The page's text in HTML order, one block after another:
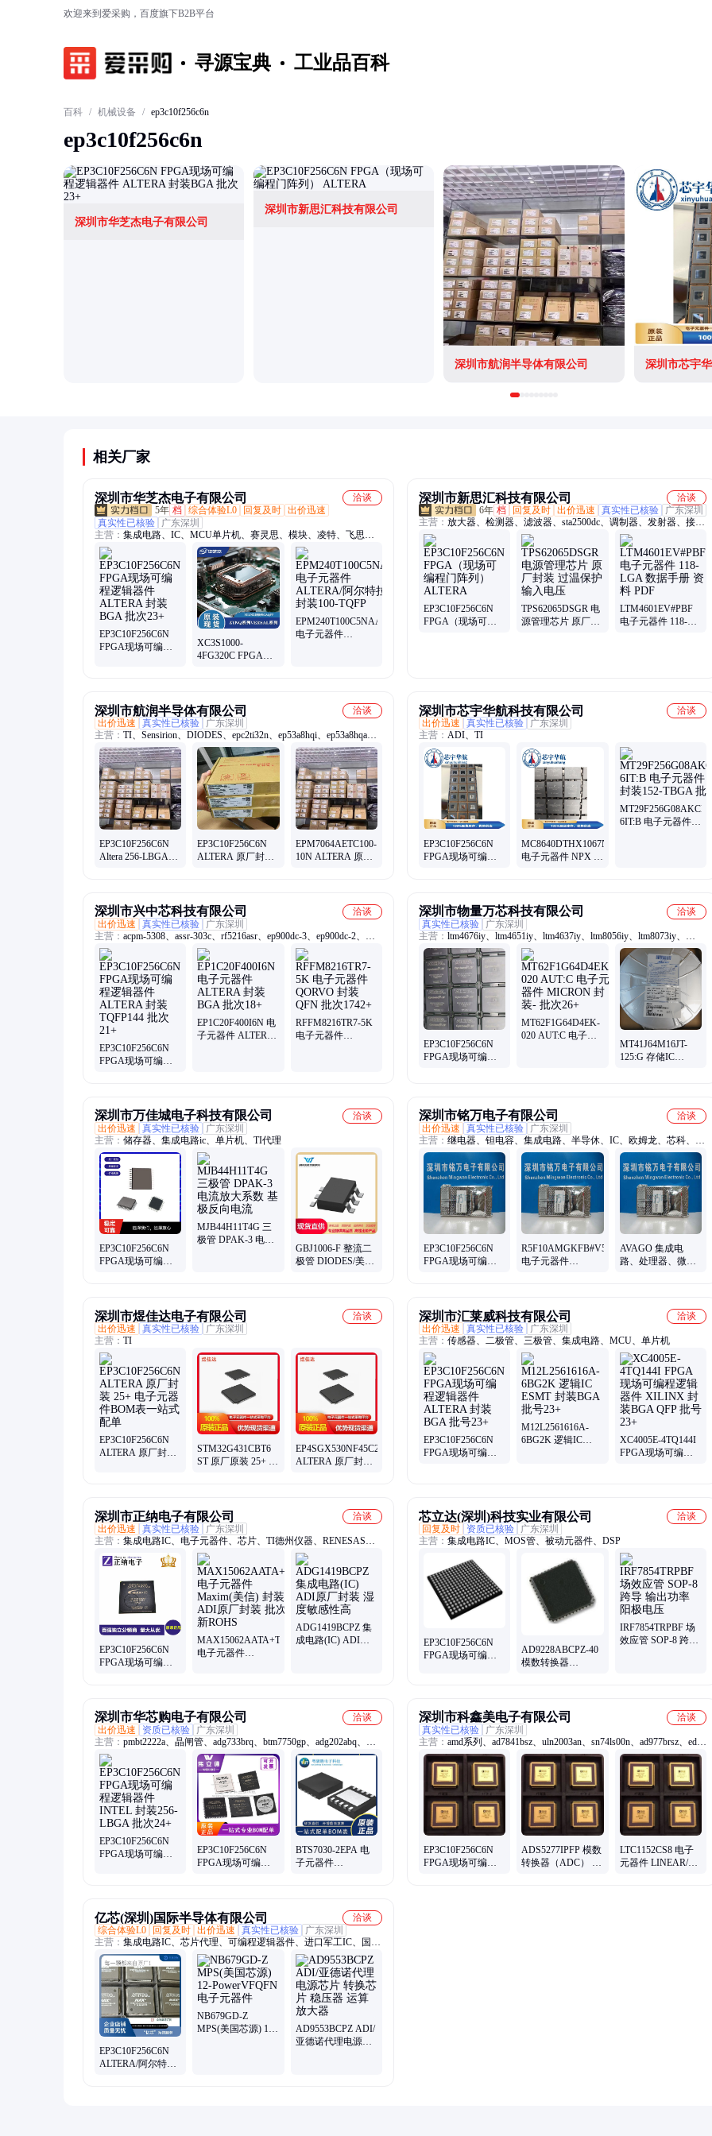
欢迎来到爱采购，百度旗下B2B平台
寻源宝典 工业品百科
百科 / 机械设备 / ep3c10f256c6n
ep3c10f256c6n
深圳市华芝杰电子有限公司
深圳市新思汇科技有限公司
深圳市航润半导体有限公司 深圳市芯宇
相关厂家
深圳市华芝杰电子有限公司
洽谈
5年 档 综合体验L0 回复及时 出价迅速
真实性已核验
广东深圳
主营： 集成电路、IC、MCU单片机、赛灵思、模块、凌特、飞思卡
尔、德州
EP3C10F256C6N
FPGA现场可编程
XC3S1000-
4FG320C FPGA现
EPM240T100C5NAA
电子元器件
深圳市新思汇科技有限公司
洽谈
6年 档 回复及时 出价迅速 真实性已核验
广东深圳
主营： 放大器、检测器、滤波器、sta2500dc、调制器、发射器、接收
器、衰减器、解调器、变压器、合成器、收发器、偏置器、振荡器、
tda7708str、rfid天线、终端负载、隔直流器、微波射频、集成电路、
同轴开关、接入监控ic、频率综合器、便携式仪器、mcl电子开关
EP3C10F256C6N
FPGA（现场可编
TPS62065DSGR 电
源管理芯片 原厂封
LTM4601EV#PBF
电子元器件 118-
深圳市航润半导体有限公司
洽谈
出价迅速
真实性已核验
广东深圳
主营： TI、Sensirion、DIODES、epc2ti32n、ep53a8hqi、ep53a8hqa、
epc2tc32n、ep4ce55f23、ep3c25e144、epc1441pc8、epc16ui88n、
ep3c10f256、ep3c25f324、ALTERA、TDK、ST/意法、INFINEON、
CYPRESS、sht35-dis、stk8ba50-s、stk3311-wv、sgp40-d-r4、sgp30-
2.5k、scd40-d-r2、smsc
EP3C10F256C6N
Altera 256-LBGA
EP3C10F256C6N
ALTERA 原厂封装
EPM7064AETC100-
10N ALTERA 原厂
深圳市芯宇华航科技有限公司
洽谈
出价迅速
真实性已核验
广东深圳
主营： ADI、TI
EP3C10F256C6N
FPGA现场可编程
MC8640DTHX1067NE
电子元器件 NPX 封
6IT:B 电子元器件
深圳市兴中芯科技有限公司
洽谈
出价迅速
真实性已核验
广东深圳
主营： acpm-5308、assr-303c、rf5216asr、ep900dc-3、ep900dc-2、
assr-4110、rf1147tr7、gp712kxbg、acpl-785j、hdns-2200、rf7412tr7、
acml-7400、hdsp-0762、hdsp-0760、封装bga、acpm-7788、a217-
56ae、rf7255tr7、hdsp-h103、hdsp-h101、rf3827tr7、acpl-847v、
rf7302tr7、acpm-8817、afem-7814
EP3C10F256C6N
FPGA现场可编程
EP1C20F400I6N 电
子元器件 ALTERA
RFFM8216TR7-5K
电子元器件
深圳市物量万芯科技有限公司
洽谈
真实性已核验
广东深圳
主营： ltm4676iy、ltm4651iy、ltm4637iy、ltm8056iy、ltm8073iy、
ltm8052iy、ltm4645iy、ltm8001iy、ltm8046iy、ltm4655iy、ltm4661iy、
ltm4639iy、ltm8025iy、ltm4653iy、ltm4681iy、ltm4657iy、ltm4648iy、
ltm8058iy、ltm4641iy、ltm8055iy、ltm4644iy、ltm4649iy、ltm8047iy、
ltm8028iy、ltm4680iy
EP3C10F256C6N
FPGA现场可编程
MT62F1G64D4EK-
020 AUT:C 电子元
MT41J64M16JT-
125:G 存储IC
深圳市万佳城电子科技有限公司
洽谈
出价迅速
真实性已核验
广东深圳
主营： 储存器、集成电路ic、单片机、TI代理
EP3C10F256C6N
FPGA现场可编程
MJB44H11T4G 三
极管 DPAK-3 电流
GBJ1006-F 整流二
极管 DIODES/美台
深圳市铭万电子有限公司
洽谈
出价迅速
真实性已核验
广东深圳
主营： 继电器、钽电容、集成电路、半导休、IC、欧姆龙、芯科、迈
来芯、松下
EP3C10F256C6N
FPGA现场可编程
R5F10AMGKFB#V5
电子元器件
AVAGO 集成电
路、处理器、微控
深圳市煜佳达电子有限公司
洽谈
出价迅速
真实性已核验
广东深圳
主营： TI
EP3C10F256C6N
ALTERA 原厂封装
STM32G431CBT6
ST 原厂原装 25+ 电
EP4SGX530NF45C2N
ALTERA 原厂封装
深圳市汇莱威科技有限公司
洽谈
出价迅速
真实性已核验
广东深圳
主营： 传感器、二极管、三极管、集成电路、MCU、单片机
EP3C10F256C6N
FPGA现场可编程
M12L2561616A-
6BG2K 逻辑IC
XC4005E-4TQ144I
FPGA现场可编程
深圳市正纳电子有限公司
洽谈
出价迅速
真实性已核验
广东深圳
主营： 集成电路IC、电子元器件、芯片、TI德州仪器、RENESAS瑞
萨、ADI亚德诺
EP3C10F256C6N
FPGA现场可编程
MAX15062AATA+T
电子元器件
ADG1419BCPZ 集
成电路(IC) ADI原
芯立达(深圳)科技实业有限公司
洽谈
回复及时
资质已核验
广东深圳
主营： 集成电路IC、MOS管、被动元器件、DSP
EP3C10F256C6N
FPGA现场可编程
AD9228ABCPZ-40
模数转换器
IRF7854TRPBF 场
效应管 SOP-8 跨导
深圳市华芯购电子有限公司
洽谈
出价迅速
资质已核验
广东深圳
主营： pmbt2222a、晶闸管、adg733brq、btm7750gp、adg202abq、
max232cse、lmv321m5x、bv-3304p8、74hc4051n、锂电池、
lt1956egn、vr1.25-4m、ad8326are、mx23a34xf、bv-d503za、电脑板、
芯片封、封装bga、1355081-1、三级管、ad7495arm、ad5346bcp、
hsmp-3862、tc7sg17fu、rt4531wsc
EP3C10F256C6N
FPGA现场可编程
EP3C10F256C6N
FPGA现场可编程
BTS7030-2EPA 电
子元器件
深圳市科鑫美电子有限公司
洽谈
真实性已核验
广东深圳
主营： amd系列、ad7841bsz、uln2003an、sn74ls00n、ad977brsz、edi
系列、sn74ls03n、sn75161bn、ad10242tz、ad7847brz、ad10465bz、
ad5764csuz、ad7656bstz、sn74ls145n、ad9920abbcz、opa2333shkj、
sn74hct138n、intel系列、sn74ls107an、银河飞腾、mmsz5248bt1g、
tms320c25gba、tms320c25gbl、国微电子、ad7572ajrz10
EP3C10F256C6N
FPGA现场可编程
ADS5277IPFP 模数
转换器（ADC） TI
LTC1152CS8 电子
元器件 LINEAR/凌
亿芯(深圳)国际半导体有限公司
洽谈
综合体验L0
回复及时 出价迅速 真实性已核验
广东深圳
主营： 集成电路IC、芯片代理、可编程逻辑器件、进口军工IC、国产
军工IC、IGBT模块、陀螺仪、可控硅模块、停产IC、三星代理、芯
片原厂渠道
EP3C10F256C6N
ALTERA/阿尔特拉
NB679GD-Z
MPS(美国芯源) 12-
AD9553BCPZ ADI/
亚德诺代理电源芯